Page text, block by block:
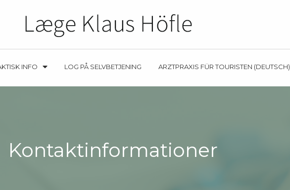
INFO LOG PÅ SELVBETJENING ARZTPRAXIS FÜR TOURISTEN (DEUTSCH)
Kontaktinformationer